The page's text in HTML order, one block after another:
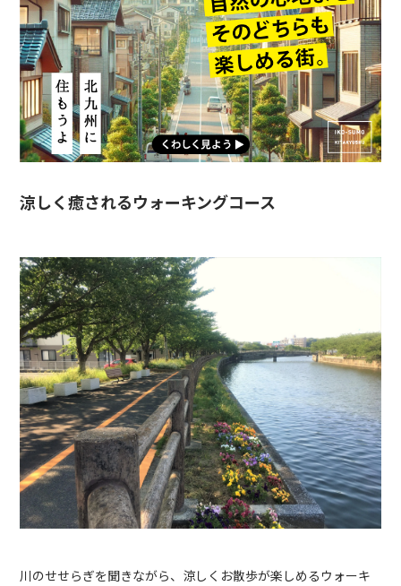
涼しく癒されるウォーキングコース
川のせせらぎを聞きながら、涼しくお散歩が楽しめるウォーキ